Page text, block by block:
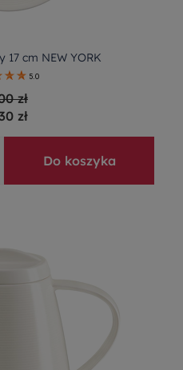
17 cm NEW YORK
5.0
zł
zł
Do koszyka